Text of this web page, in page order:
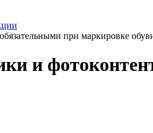
при маркировке
и